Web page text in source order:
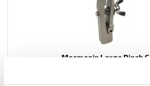
Mecmesin Large Pinch
Mecmesin Large Pinch Grip för användning